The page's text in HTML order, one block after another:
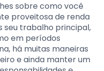
sobre como você
proveitosa de renda
seu trabalho principal,
em períodos
há muitas maneiras
e ainda manter um